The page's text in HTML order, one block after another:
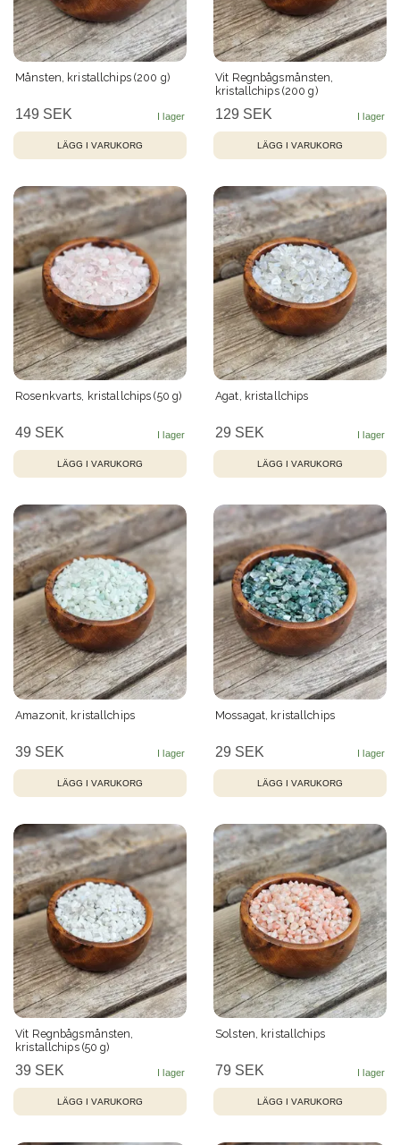
Månsten, kristallchips (200 g)
149 SEK
Vit Regnbågsmånsten,
kristallchips (200 g)
129 SEK
Rosenkvarts, kristallchips (50 g)
49 SEK
Agat, kristallchips
29 SEK
Amazonit, kristallchips
39 SEK
Mossagat, kristallchips
29 SEK
Vit Regnbågsmånsten,
kristallchips (50 g)
39 SEK
Solsten, kristallchips
79 SEK